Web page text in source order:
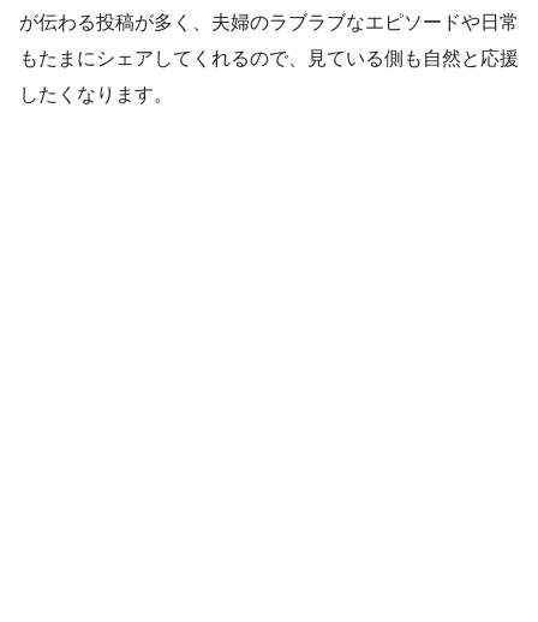
が伝わる投稿が多く、夫婦のラブラブなエピソードや日常
もたまにシェアしてくれるので、見ている側も自然と応援
したくなります。